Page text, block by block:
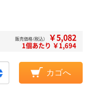
販売価格（税込） ￥5,082
1個あたり ￥1,694
カゴへ